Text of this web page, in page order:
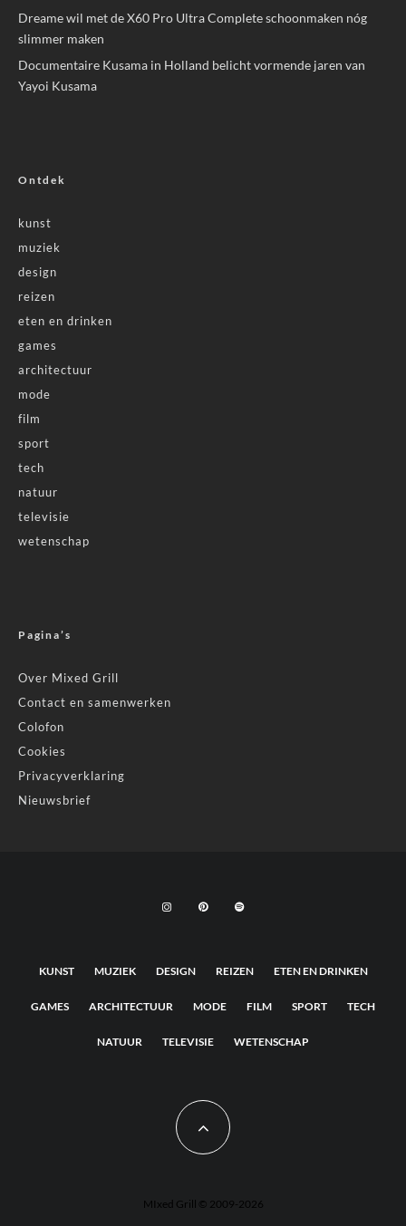
Dreame wil met de X60 Pro Ultra Complete schoonmaken nóg
slimmer maken
Documentaire Kusama in Holland belicht vormende jaren van
Yayoi Kusama
Ontdek
kunst
muziek
design
reizen
eten en drinken
games
architectuur
mode
film
sport
tech
natuur
televisie
wetenschap
Pagina’s
Over Mixed Grill
Contact en samenwerken
Colofon
Cookies
Privacyverklaring
Nieuwsbrief
KUNST MUZIEK DESIGN REIZEN ETEN EN DRINKEN
GAMES ARCHITECTUUR MODE FILM SPORT TECH
NATUUR TELEVISIE WETENSCHAP
MIxed Grill © 2009-2026